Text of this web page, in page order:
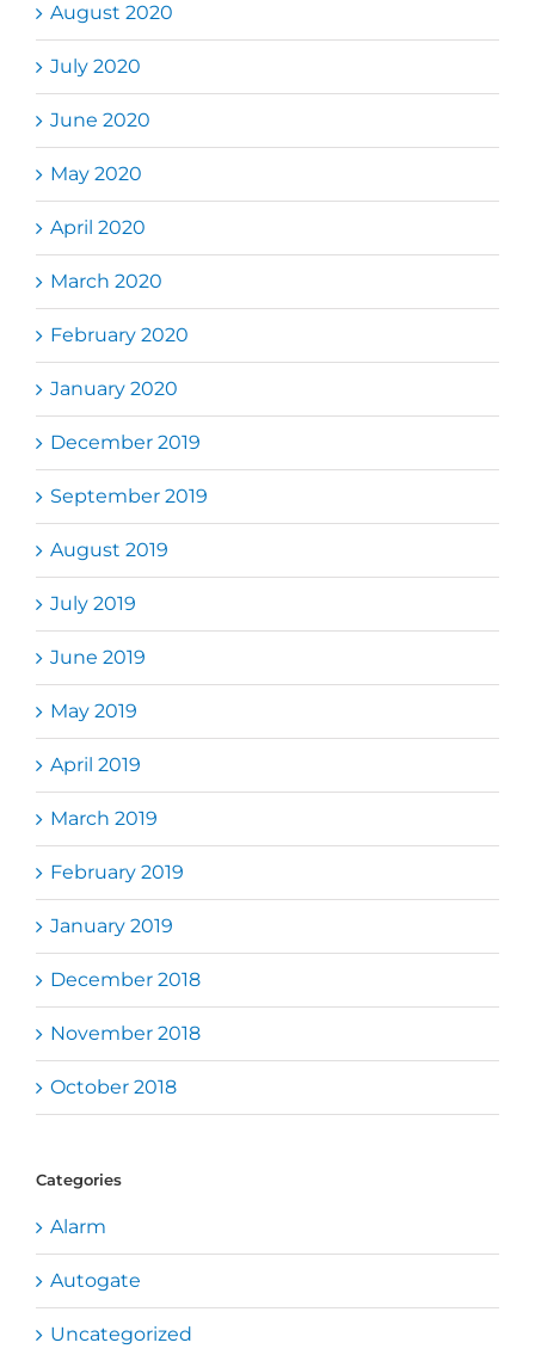
August 2020
July 2020
June 2020
May 2020
April 2020
March 2020
February 2020
January 2020
December 2019
September 2019
August 2019
July 2019
June 2019
May 2019
April 2019
March 2019
February 2019
January 2019
December 2018
November 2018
October 2018
Categories
Alarm
Autogate
Uncategorized